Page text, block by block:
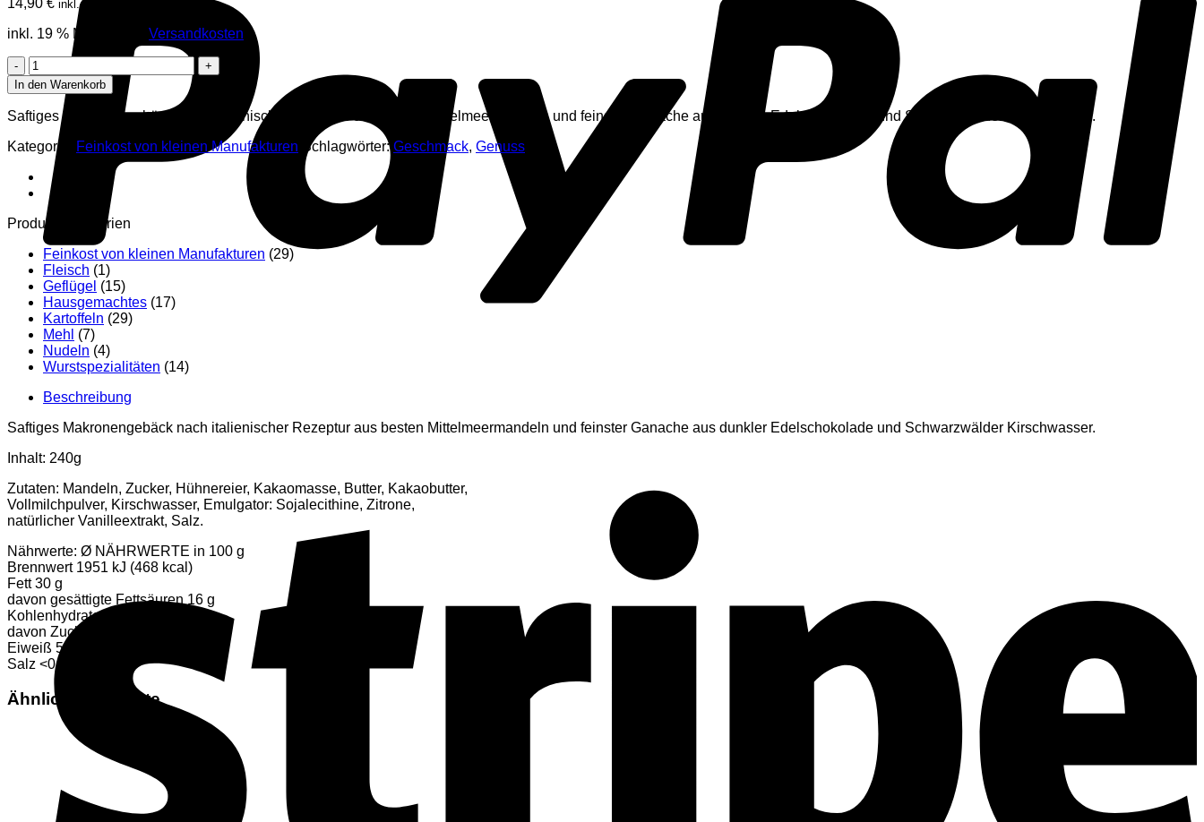
inkl. MwSt.
inkl. 19 % MwSt.
Versandkosten
Amaretti
Menge
In den Warenkorb
Saftiges Makronengebäck nach italienischer Rezeptur aus besten Mittelmeermandeln und feinster Ganache aus dunkler Edelschokolade und Schwarzwälder Kirschwasser.
Kategorie:
Feinkost von kleinen Manufakturen Schlagwörter:Geschmack, Genuss
Produkt-Kategorien
Feinkost von kleinen Manufakturen (29)
Fleisch (1)
Geflügel (15)
Hausgemachtes (17)
Kartoffeln (29)
Mehl (7)
Nudeln (4)
Wurstspezialitäten (14)
Beschreibung
Saftiges Makronengebäck nach italienischer Rezeptur aus besten Mittelmeermandeln und feinster Ganache aus dunkler Edelschokolade und Schwarzwälder Kirschwasser.
Inhalt: 240g
Zutaten: Mandeln, Zucker, Hühnereier, Kakaomasse, Butter, Kakaobutter,
Vollmilchpulver, Kirschwasser, Emulgator: Sojalecithine, Zitrone,
natürlicher Vanilleextrakt, Salz.
Nährwerte: Ø NÄHRWERTE in 100 g
Brennwert 1951 kJ (468 kcal)
Fett 30 g
davon gesättigte Fettsäuren 16 g
Kohlenhydrate 43 g
davon Zucker 39 g
Eiweiß 5.8 g
Salz <0.5 g
Ähnliche Produkte